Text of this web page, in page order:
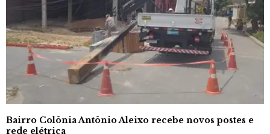
Bairro Colônia Antônio Aleixo recebe novos postes e
rede elétrica